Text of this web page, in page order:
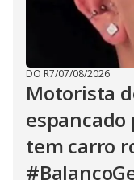
DO R7/07/08/2026
Motorista
tem carro